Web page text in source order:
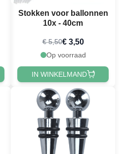
Stokken voor ballonnen
10x - 40cm
€ 5,50€ 3,50
Op voorraad
IN WINKELMAND